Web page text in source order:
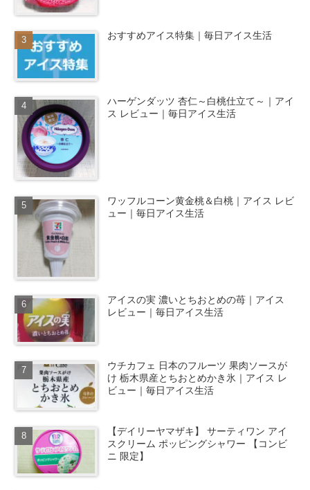
おすすめアイス特集｜毎日アイス生活
ハーゲンダッツ 杏仁～白桃仕立て～｜アイ
ス レビュー｜毎日アイス生活
ワッフルコーン黄金桃＆白桃｜アイス レビ
ュー｜毎日アイス生活
アイスの実 濃いとちおとめの苺｜アイス
レビュー｜毎日アイス生活
ウチカフェ 日本のフルーツ 果肉ソースが
け 栃木県産とちおとめかき氷｜アイス レ
ビュー｜毎日アイス生活
【デイリーヤマザキ】 サーティワン アイ
スクリーム ポッピングシャワー 【コンビ
ニ 限定】